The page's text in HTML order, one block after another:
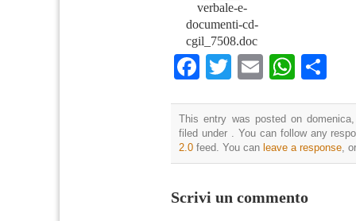
verbale-e-
documenti-cd-
cgil_7508.doc
Facebook
TwitterEmail
This entry was posted on
filed under . You can follow any
2.0 feed. You can leave a response,
Scrivi un commento